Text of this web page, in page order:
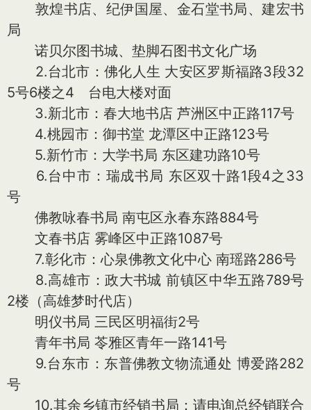
敦煌书店、纪伊国屋、金石堂书局、建宏书
局
诺贝尔图书城、垫脚石图书文化广场
2.台北市：佛化人生 大安区罗斯福路3段32
5号6楼之4 台电大楼对面
3.新北市：春大地书店 芦洲区中正路117号
4.桃园市：御书堂 龙潭区中正路123号
5.新竹市：大学书局 东区建功路10号
6.台中市：瑞成书局 东区双十路1段4之33
号
佛教咏春书局 南屯区永春东路884号
文春书店 雾峰区中正路1087号
7.彰化市：心泉佛教文化中心 南瑶路286号
8.高雄市：政大书城 前镇区中华五路789号
2楼（高雄梦时代店）
明仪书局 三民区明福街2号
青年书局 苓雅区青年一路141号
9.台东市：东普佛教文物流通处 博爱路282
号
10.其余乡镇市经销书局：请电询总经销联合